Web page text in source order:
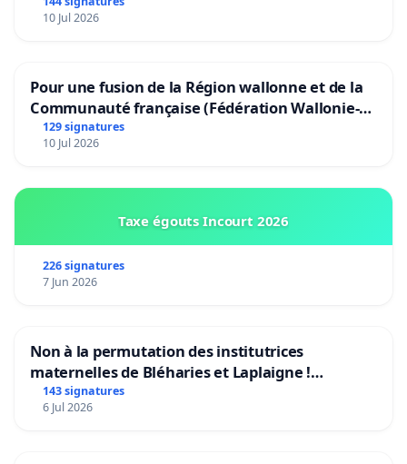
10 Jul 2026
Pour une fusion de la Région wallonne et de la
Communauté française (Fédération Wallonie-
Bruxelles)
129 signatures
10 Jul 2026
Taxe égouts Incourt 2026
226 signatures
7 Jun 2026
Non à la permutation des institutrices
maternelles de Bléharies et Laplaigne !
Préservons la stabilité de nos enfants.
143 signatures
6 Jul 2026